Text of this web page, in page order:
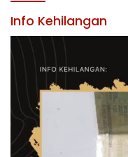
Info Kehilangan